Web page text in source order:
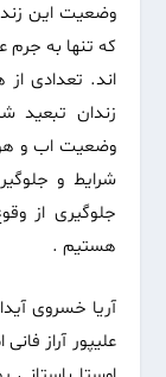
وضعیت این
که تنها به
اند. تعدادی از
زندان تبعید
وضعیت اب و
شرایط و
جلوگیری از
هستیم .
آریا خسروی
علیپور آراز